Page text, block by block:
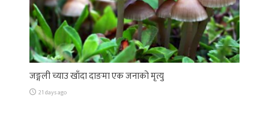
जङ्गली च्याउ खाँदा दाङमा एक जनाको मृत्यु
21 days ago